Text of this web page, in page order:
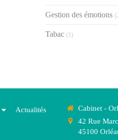
Gestion des émotions
Tabac (1)
Actualités
Cabinet -
42 Rue
45100